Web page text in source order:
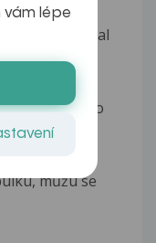
si nahmatal
pracuji, a je to
můžu se
vám lépe